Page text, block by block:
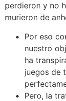
perdieron y no
murieron de
Por eso
nuestro
ha
juegos de
Pero, la